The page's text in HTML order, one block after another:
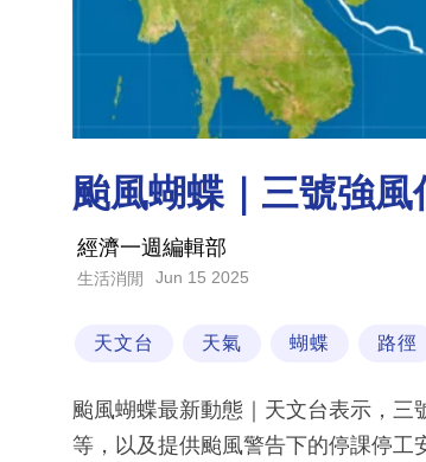
颱風蝴蝶｜三號強
經濟一週編輯部
生活消閒 Jun 15 2025
天文台 天氣 蝴蝶 路徑
颱風蝴蝶最新動態｜天文台表示，
等，以及提供颱風警告下的停課停工